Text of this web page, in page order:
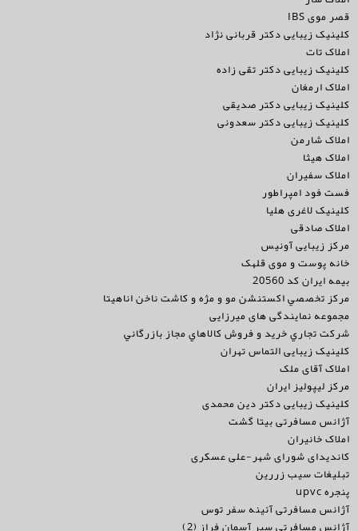
قصر موی IBS
کلینیک زیبایی دکتر قربانی نژاد
املاک تات
کلینیک زیبایی دکتر تقی زاده
املاک ارمغان
کلینیک زیبایی دکتر صدیقی
کلینیک زیبایی دکتر سعدونی
املاک شارمن
املاک هیثا
املاک سفیران
فست فود امپراطور
کلینیک لاغری هلیا
املاک صادقی
مرکز زیبایی آونیس
خانه پوست و موی قلهک
بیمه ایران کد 20560
مركز تخصصي اكستنشن مو و مژه و كاشت ناخن اناهيتا
مجموعه نمایندگی های میرزایی
شركت تجاري خريد و فروش كالاهاي مجاز بازرگاني
کلینیک زیبایی التماس تهران
املاک آقای ملک
مرکز لیپولیز ایران
کلینیک زیبایی دکتر دین محمدی
آژانس مسافرتی بیتا گشت
املاک خانیران
کاندیدای شورای شهر-علی عسکری
تبلیغات سیب زررین
پنجره upvc
آژانس مسافرتی آئینه سفر توس